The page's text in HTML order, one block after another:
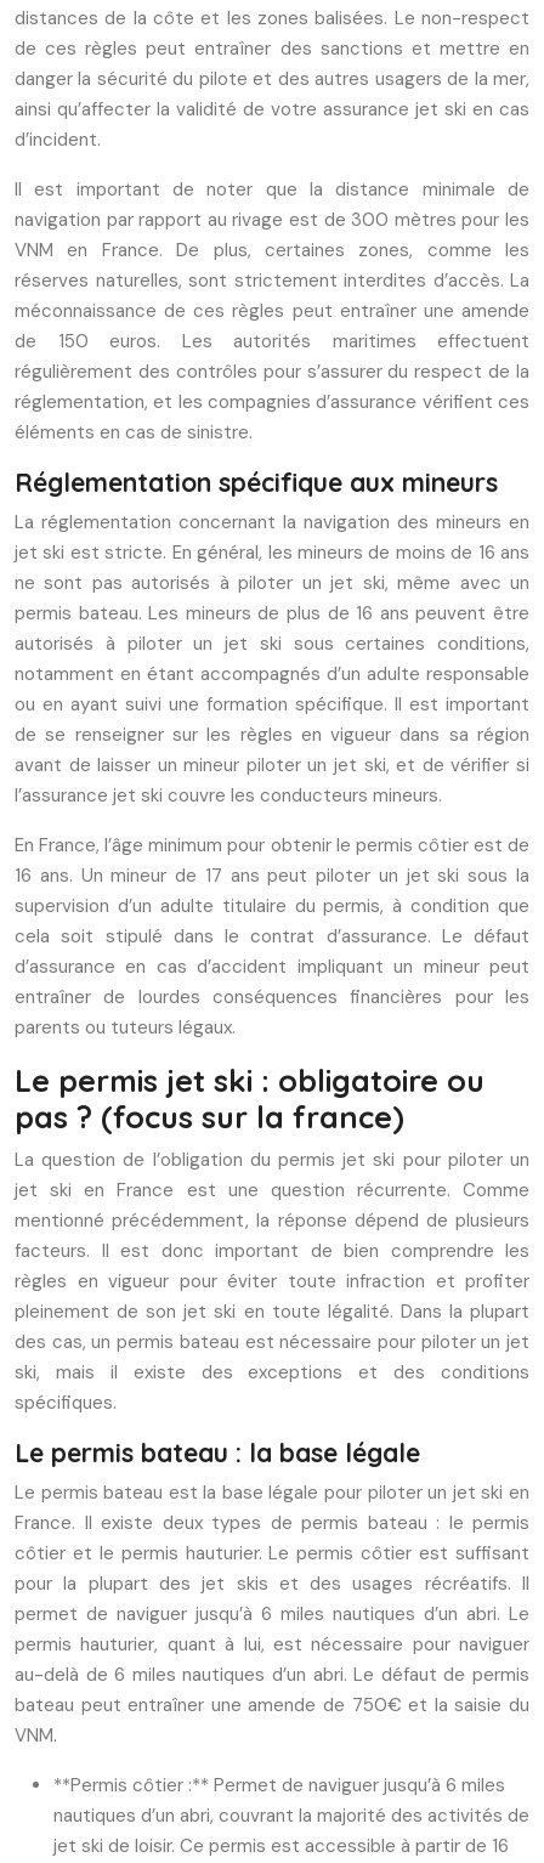
distances de la côte et les zones balisées. Le non-respect
de ces règles peut entraîner des sanctions et mettre en
danger la sécurité du pilote et des autres usagers de la mer,
ainsi qu’affecter la validité de votre assurance jet ski en cas
d’incident.
Il est important de noter que la distance minimale de
navigation par rapport au rivage est de 300 mètres pour les
VNM en France. De plus, certaines zones, comme les
réserves naturelles, sont strictement interdites d’accès. La
méconnaissance de ces règles peut entraîner une amende
de 150 euros. Les autorités maritimes effectuent
régulièrement des contrôles pour s’assurer du respect de la
réglementation, et les compagnies d’assurance vérifient ces
éléments en cas de sinistre.
Réglementation spécifique aux mineurs
La réglementation concernant la navigation des mineurs en
jet ski est stricte. En général, les mineurs de moins de 16 ans
ne sont pas autorisés à piloter un jet ski, même avec un
permis bateau. Les mineurs de plus de 16 ans peuvent être
autorisés à piloter un jet ski sous certaines conditions,
notamment en étant accompagnés d’un adulte responsable
ou en ayant suivi une formation spécifique. Il est important
de se renseigner sur les règles en vigueur dans sa région
avant de laisser un mineur piloter un jet ski, et de vérifier si
l’assurance jet ski couvre les conducteurs mineurs.
En France, l’âge minimum pour obtenir le permis côtier est de
16 ans. Un mineur de 17 ans peut piloter un jet ski sous la
supervision d’un adulte titulaire du permis, à condition que
cela soit stipulé dans le contrat d’assurance. Le défaut
d’assurance en cas d’accident impliquant un mineur peut
entraîner de lourdes conséquences financières pour les
parents ou tuteurs légaux.
Le permis jet ski : obligatoire ou
pas ? (focus sur la france)
La question de l’obligation du permis jet ski pour piloter un
jet ski en France est une question récurrente. Comme
mentionné précédemment, la réponse dépend de plusieurs
facteurs. Il est donc important de bien comprendre les
règles en vigueur pour éviter toute infraction et profiter
pleinement de son jet ski en toute légalité. Dans la plupart
des cas, un permis bateau est nécessaire pour piloter un jet
ski, mais il existe des exceptions et des conditions
spécifiques.
Le permis bateau : la base légale
Le permis bateau est la base légale pour piloter un jet ski en
France. Il existe deux types de permis bateau : le permis
côtier et le permis hauturier. Le permis côtier est suffisant
pour la plupart des jet skis et des usages récréatifs. Il
permet de naviguer jusqu’à 6 miles nautiques d’un abri. Le
permis hauturier, quant à lui, est nécessaire pour naviguer
au-delà de 6 miles nautiques d’un abri. Le défaut de permis
bateau peut entraîner une amende de 750€ et la saisie du
VNM.
**Permis côtier :** Permet de naviguer jusqu’à 6 miles
nautiques d’un abri, couvrant la majorité des activités de
jet ski de loisir. Ce permis est accessible à partir de 16